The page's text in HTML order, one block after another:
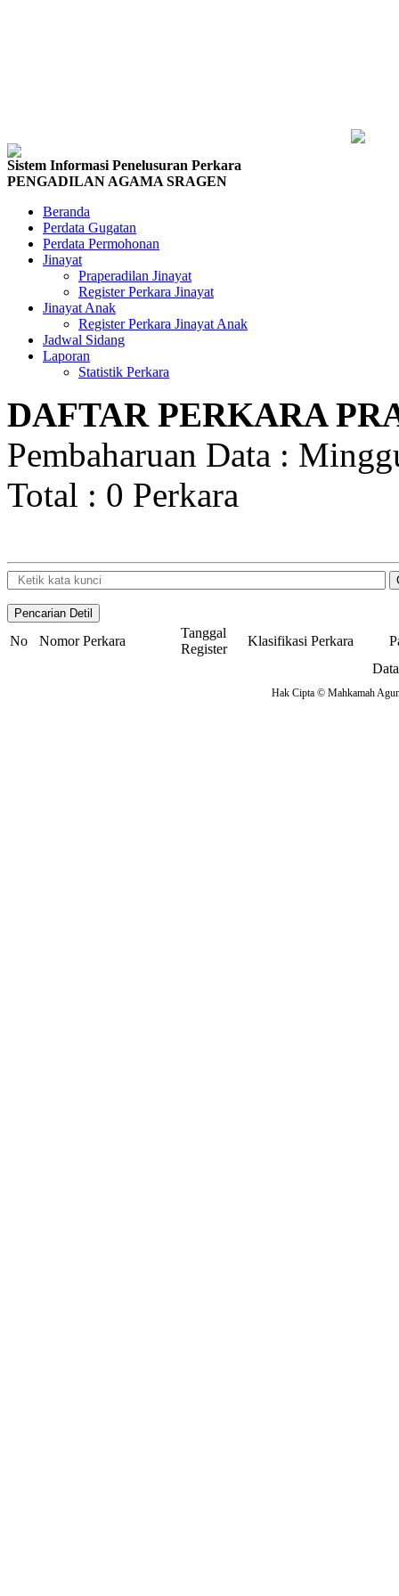
Sistem Informasi Penelusuran Perkara
PENGADILAN AGAMA SRAGEN
Beranda
Perdata Gugatan
Perdata Permohonan
Jinayat
Praperadilan Jinayat
Register Perkara Jinayat
Jinayat Anak
Register Perkara Jinayat Anak
Jadwal Sidang
Laporan
Statistik Perkara
DAFTAR PERKARA
Pembaharuan Data :
Total : 0 Perkara
No Nomor Perkara
Tanggal
Register
Klasifikasi Perkara
Hak Cipta © Mahkamah